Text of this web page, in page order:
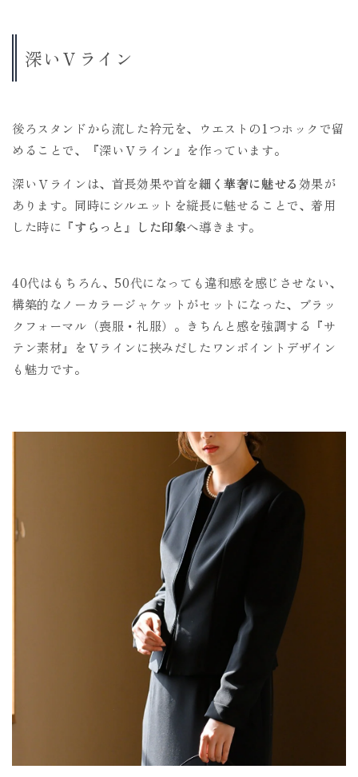
深いＶライン
後ろスタンドから流した衿元を、ウエストの1つホックで留
めることで、『深いＶライン』を作っています。
深いＶラインは、首長効果や首を細く華奢に魅せる 効果が
あります。同時にシルエットを縦長に魅せることで、着用
した時に 『すらっと』した印象へ導きます。
40代はもちろん、50代になっても違和感を感じさせない、
構築的なノーカラージャケットがセットになった、ブラッ
クフォーマル（喪服・礼服）。きちんと感を強調する『サ
テン素材』をＶラインに挟みだしたワンポイントデザイン
も魅力です。